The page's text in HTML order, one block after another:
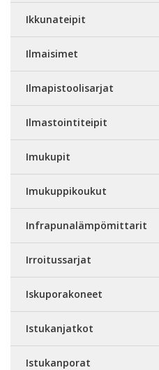
Ikkunateipit
Ilmaisimet
Ilmapistoolisarjat
Ilmastointiteipit
Imukupit
Imukuppikoukut
Infrapunalämpömittarit
Irroitussarjat
Iskuporakoneet
Istukanjatkot
Istukanporat